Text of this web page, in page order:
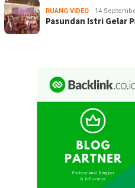
RUANG VIDEO 14
Pasundan Istri Gelar